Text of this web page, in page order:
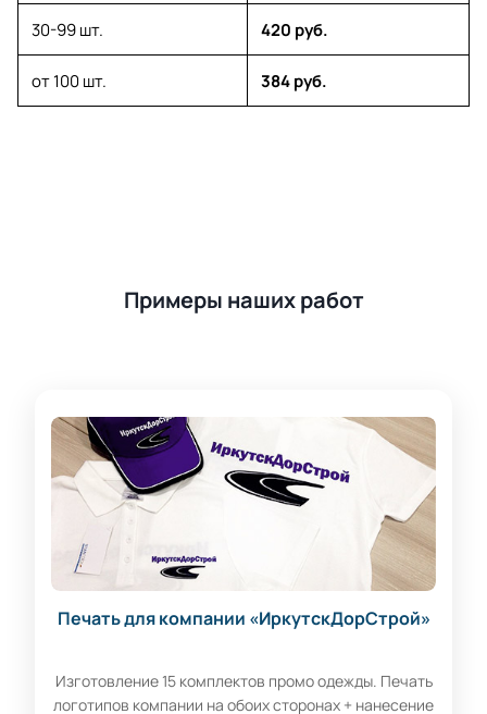
30-99 шт. 420 руб.
от 100 шт. 384 руб.
Примеры наших работ
Печать для компании «ИркутскДорСтрой»
Изготовление 15 комплектов промо одежды. Печать
логотипов компании на обоих сторонах + нанесение